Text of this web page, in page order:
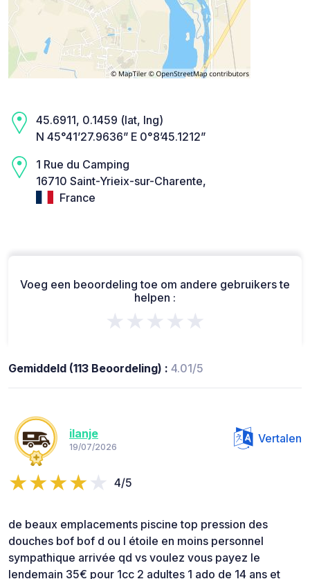
45.6911, 0.1459 (lat, lng)
N 45°41’27.9636” E 0°8’45.1212”
1 Rue du Camping
16710 Saint-Yrieix-sur-Charente,
France
Voeg een beoordeling toe om andere gebruikers te
helpen :
★★★★★
Gemiddeld (113 Beoordeling) : 4.01/5
ilanje
19/07/2026
Vertalen
4/5
de beaux emplacements piscine top pression des
douches bof bof d ou l étoile en moins personnel
sympathique arrivée qd vs voulez vous payez le
lendemain 35€ pour 1cc 2 adultes 1 ado de 14 ans et